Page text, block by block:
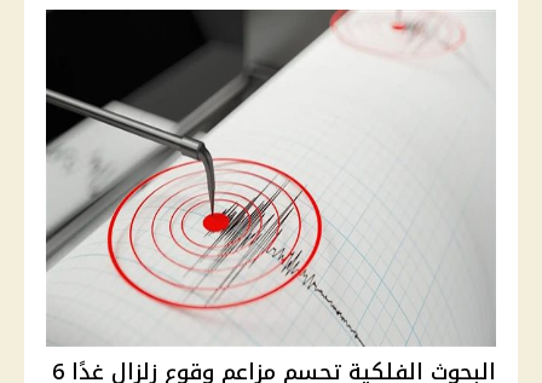
البحوث الفلكية تحسم مزاعم وقوع زلزال غدًا 6